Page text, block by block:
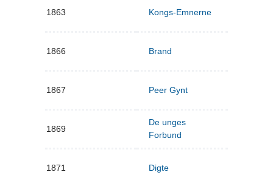
1863 Kongs-Emnerne
1866 Brand
1867 Peer Gynt
1869
De unges
Forbund
1871 Digte